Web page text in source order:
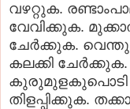
വഴറ്റുക.
വേവിക്കുക.
ചേര്‍ക്കുക.
കലക്കി
കുരുമുളകുപൊടി
തിളപ്പിക്കുക.